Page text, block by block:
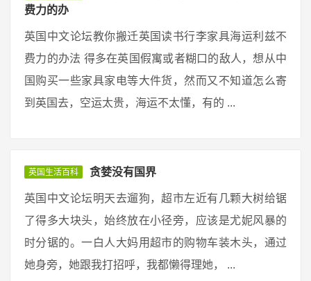
费力的办
英国中文论坛教你搬迁英国读书行李家具海运利兹不
费力的办法 得多在英国假寓或者糊口的敌人，想从中
国购买一些家具家电等大件货，然而又不知道怎么寄
到英国去，空运太贵，海运不太懂，有的 ...
英国生活百科 贪婪没有国界
英国中文论坛明天去遛狗，超市左近有几颗大树给锯
了得多大块头，始终放在小径旁，应该是尤妮风暴的
时分锯的。一白人大妈用超市的购物车装木头，通过
她身旁，她跟我打招呼，我都懒得理她， ...